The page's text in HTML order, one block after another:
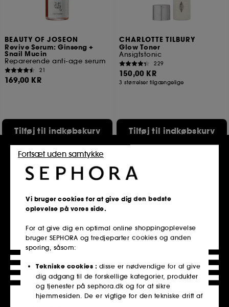
BEAUTY OF JOSEON
Revive Serum: Ginseng +
Snail Mucin
Reparerende anti-age serum
21
169,00 KR
Tilføj til indkøbskurv
CHARLOTTE TILBURY
Glow Toner
Ansigtstonic
229
150,00 KR
3 størrelser tilgængelige
Tilføj til indkøbskurv
THE INKEY LIST
Ectoin Hydro-Barrier Serum
Fugtende og beskyttende serum
203
159,00 KR
Clean at Sephora
Skånsom makeupfjerner med ginsengekstrakt
106
150,00 KR
Vi bruger cookies for at give dig den bedste
oplevelse på vores side.
For at give dig en optimal online shoppingoplevelse
bruger SEPHORA og tredjeparter cookies og anden
sporing, såsom:
Tekniske cookies : disse er nødvendige for at give
dig adgang til de forskellige kategorier, produkter
og tjenester på sephora.dk og for at sikre
hjemmesiden. De er vigtige for den tekniske drift af
Fortsæt uden samtykke